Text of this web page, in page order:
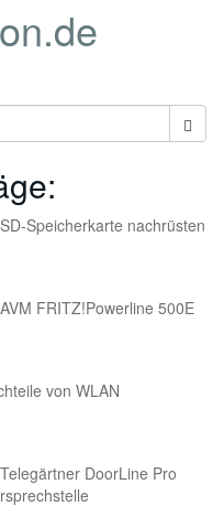
Speicherkarte nachrüsten
FRITZ!Powerline 500E
von WLAN
DoorLine Pro